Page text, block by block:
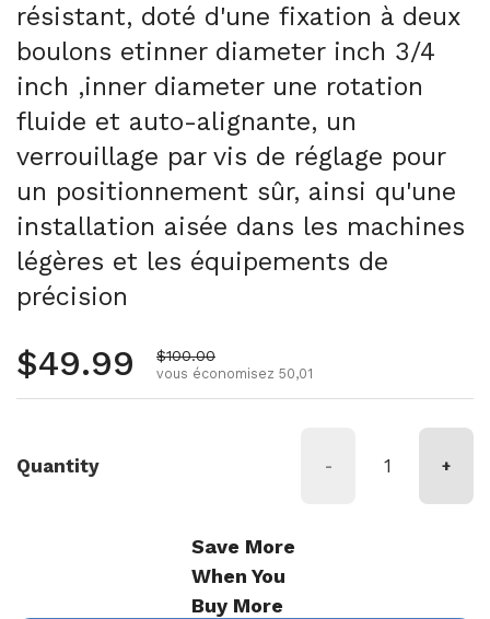
résistant, doté d'une fixation à deux
boulons etinner diameter inch 3/4
inch ,inner diameter une rotation
fluide et auto-alignante, un
verrouillage par vis de réglage pour
un positionnement sûr, ainsi qu'une
installation aisée dans les machines
légères et les équipements de
précision
Prix régulier
$49.99 Prix de vente
$100.00
vous économisez 50,01
Quantity - +
Save More
When You
Buy More